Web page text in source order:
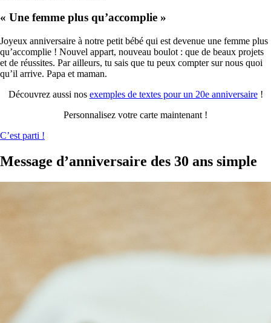
« Une femme plus qu’accomplie »
Joyeux anniversaire à notre petit bébé qui est devenue une femme plus
qu’accomplie ! Nouvel appart, nouveau boulot : que de beaux projets
et de réussites. Par ailleurs, tu sais que tu peux compter sur nous quoi
qu’il arrive. Papa et maman.
Découvrez aussi nos exemples de textes pour un 20e anniversaire!
Personnalisez votre carte maintenant !
C’est parti !
Message d’anniversaire des 30 ans simple